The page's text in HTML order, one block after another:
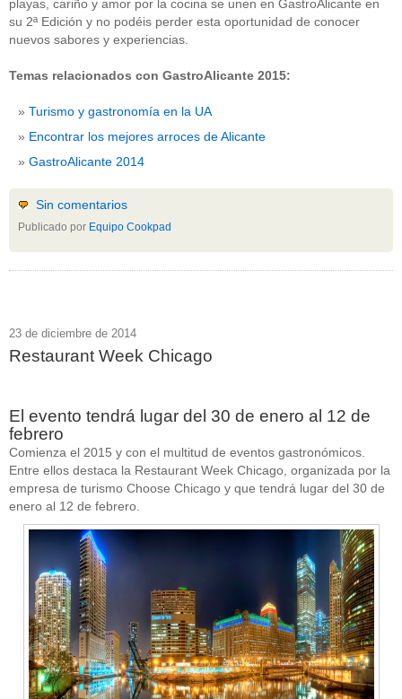
playas, cariño y amor por la cocina se unen en GastroAlicante en
su 2ª Edición y no podéis perder esta oportunidad de conocer
nuevos sabores y experiencias.
Temas relacionados con GastroAlicante 2015:
Turismo y gastronomía en la UA
Encontrar los mejores arroces de Alicante
GastroAlicante 2014
Sin comentarios
Publicado por Equipo Cookpad
23 de diciembre de 2014
Restaurant Week Chicago
El evento tendrá lugar del 30 de enero al 12 de
febrero
Comienza el 2015 y con el multitud de eventos gastronómicos.
Entre ellos destaca la Restaurant Week Chicago, organizada por la
empresa de turismo Choose Chicago y que tendrá lugar del 30 de
enero al 12 de febrero.